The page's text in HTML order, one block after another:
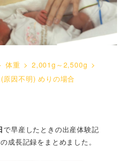
体重
2,001g～2,500g
因不明) めりの場合
で早産したときの出産体験記
成長記録をまとめました。